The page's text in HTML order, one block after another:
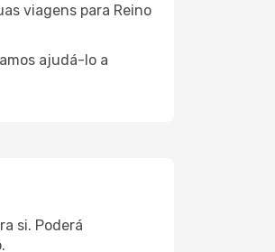
viagens para Reino
ajudá-lo a
si. Poderá